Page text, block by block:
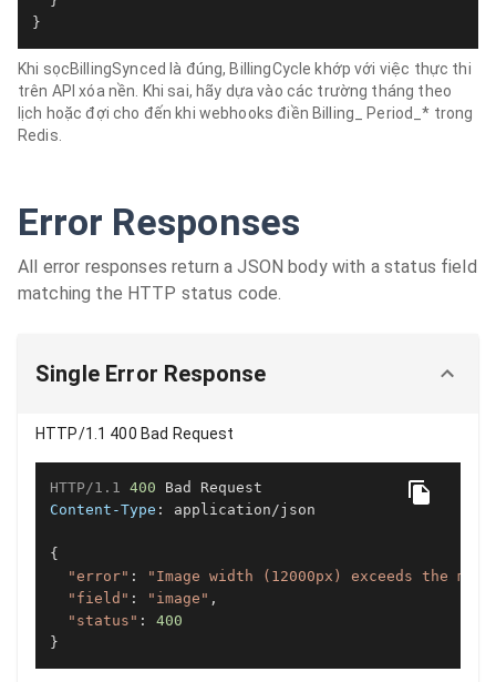
}
Khi sọcBillingSynced là đúng, BillingCycle khớp với việc thực thi
trên API xóa nền. Khi sai, hãy dựa vào các trường tháng theo
lịch hoặc đợi cho đến khi webhooks điền Billing_ Period_* trong
Redis.
Error Responses
All error responses return a JSON body with a status field
matching the HTTP status code.
Single Error Response
HTTP/1.1 400 Bad Request
HTTP/1.1 400
Content-Type : application/json
{
"error" :
"Image width (12000px) exceeds the
"field" : "image" ,
"status" : 400
}